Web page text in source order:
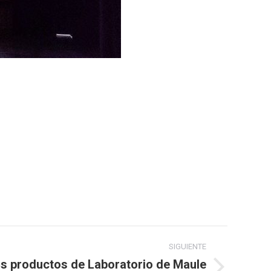
SIGUIENTE
productos de Laboratorio de Maule